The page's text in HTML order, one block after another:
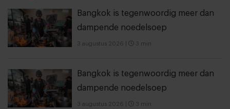
Bangkok is tegenwoordig meer dan
dampende noedelsoep
3 augustus 2026 3 min
Bangkok is tegenwoordig meer dan
dampende noedelsoep
3 augustus 2026 3 min